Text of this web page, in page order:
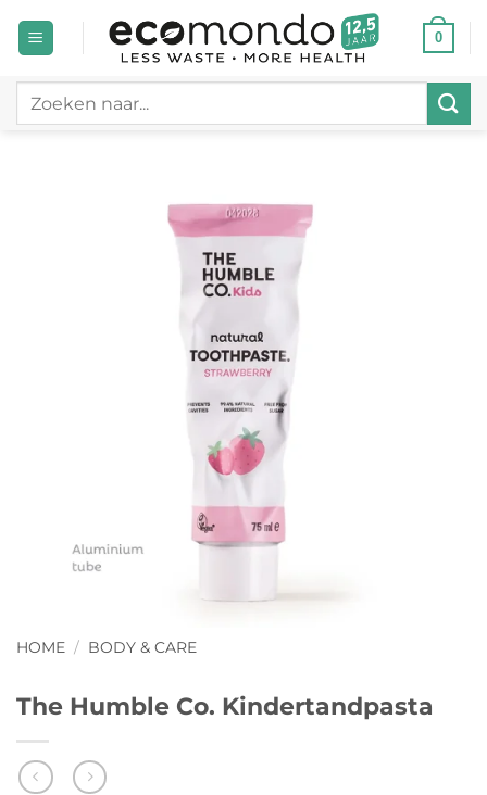
naar
0
Zoeken
HOME / BODY & CARE
The Humble Co. Kindertandpasta